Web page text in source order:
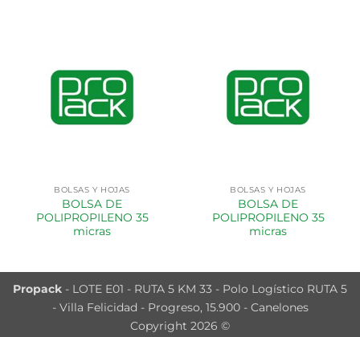
BOLSAS Y HOJAS
BOLSA DE
POLIPROPILENO 35
micras
BOLSAS Y HOJAS
BOLSA DE
POLIPROPILENO 35
micras
Propack - LOTE E01 - RUTA 5 KM 33 - Polo Logístico RUTA 5
- Villa Felicidad - Progreso, 15.900 - Canelones
Copyright 2026 ©